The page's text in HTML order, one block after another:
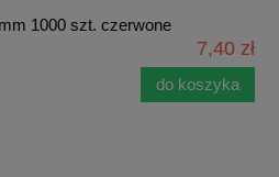
1000 szt. czerwone
7,40 zł
do koszyka